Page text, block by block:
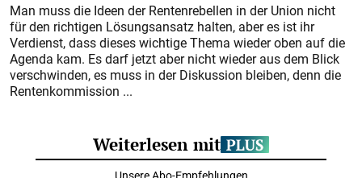
Man muss die Ideen der Rentenrebellen in der Union nicht
für den richtigen Lösungsansatz halten, aber es ist ihr
Verdienst, dass dieses wichtige Thema wieder oben auf die
Agenda kam. Es darf jetzt aber nicht wieder aus dem Blick
verschwinden, es muss in der Diskussion bleiben, denn die
Rentenkommission ...